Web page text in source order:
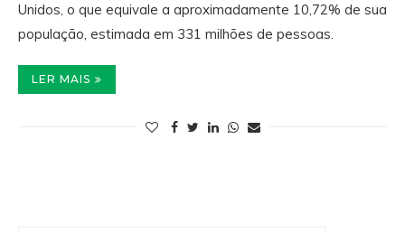
Unidos, o que equivale a aproximadamente 10,72% de sua
população, estimada em 331 milhões de pessoas.
LER MAIS